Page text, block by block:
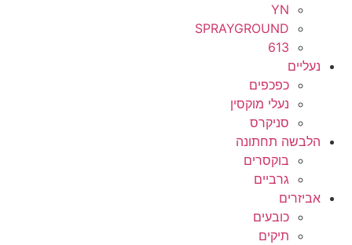
YN
SPRAYGROUND
613
נעליים
כפכפים
נעלי מוקסין
סניקרס
הלבשה תחתונה
בוקסרים
גרביים
אביזרים
כובעים
תיקים